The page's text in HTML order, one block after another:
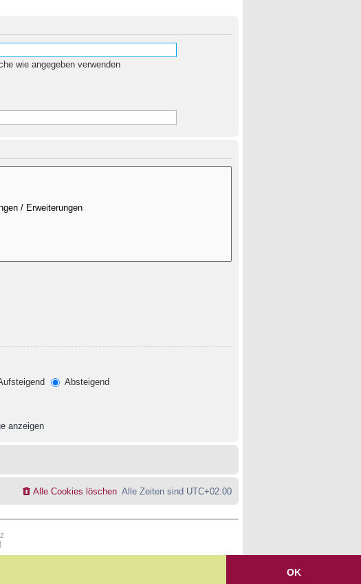
OK
wie angegeben verwenden
Absteigend
anzeigen
Alle Zeiten sind UTC+02:00
Alle Cookies löschen